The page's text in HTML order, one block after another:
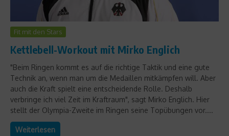
Fit mit den Stars
Kettlebell-Workout mit Mirko Englich
"Beim Ringen kommt es auf die richtige Taktik und eine gute
Technik an, wenn man um die Medaillen mitkämpfen will. Aber
auch die Kraft spielt eine entscheidende Rolle. Deshalb
verbringe ich viel Zeit im Kraftraum", sagt Mirko Englich. Hier
stellt der Olympia-Zweite im Ringen seine Topübungen vor....
Weiterlesen